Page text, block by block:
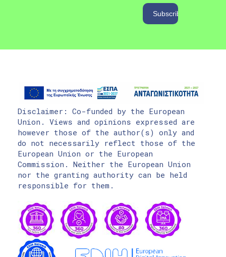
Disclaimer: Co-funded by the European
Union. Views and opinions expressed are
however those of the author(s) only and
do not necessarily reflect those of the
European Union or the European
Commission. Neither the European Union
nor the granting authority can be held
responsible for them.